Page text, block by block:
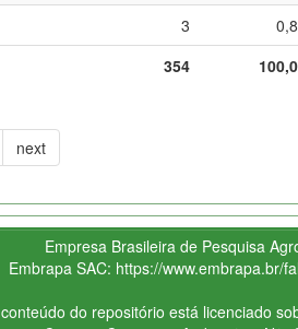
3
354
next
Empresa Brasileira de Pesquisa
Embrapa SAC: https://www.embrapa.br/
do repositório está licenciado